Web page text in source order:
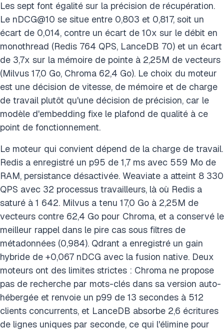
Les sept font égalité sur la précision de récupération.
Le nDCG@10 se situe entre 0,803 et 0,817, soit un
écart de 0,014, contre un écart de 10x sur le débit en
monothread (Redis 764 QPS, LanceDB 70) et un écart
de 3,7x sur la mémoire de pointe à 2,25M de vecteurs
(Milvus 17,0 Go, Chroma 62,4 Go). Le choix du moteur
est une décision de vitesse, de mémoire et de charge
de travail plutôt qu'une décision de précision, car le
modèle d'embedding fixe le plafond de qualité à ce
point de fonctionnement.
Le moteur qui convient dépend de la charge de travail.
Redis a enregistré un p95 de 1,7 ms avec 559 Mo de
RAM, persistance désactivée. Weaviate a atteint 8 330
QPS avec 32 processus travailleurs, là où Redis a
saturé à 1 642. Milvus a tenu 17,0 Go à 2,25M de
vecteurs contre 62,4 Go pour Chroma, et a conservé le
meilleur rappel dans le pire cas sous filtres de
métadonnées (0,984). Qdrant a enregistré un gain
hybride de +0,067 nDCG avec la fusion native. Deux
moteurs ont des limites strictes : Chroma ne propose
pas de recherche par mots-clés dans sa version auto-
hébergée et renvoie un p99 de 13 secondes à 512
clients concurrents, et LanceDB absorbe 2,6 écritures
de lignes uniques par seconde, ce qui l'élimine pour